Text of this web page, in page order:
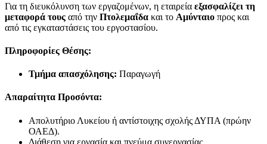
Για τη διευκόλυνση των εργαζομένων, η εταιρεία εξασφαλίζει τη
μεταφορά τους από την Πτολεμαΐδα και το Αμύνταιο προς και
από τις εγκαταστάσεις του εργοστασίου.
Πληροφορίες Θέσης:
Τμήμα απασχόλησης: Παραγωγή
Απαραίτητα Προσόντα:
Απολυτήριο Λυκείου ή αντίστοιχης σχολής ΔΥΠΑ (πρώην
ΟΑΕΔ).
Διάθεση για εργασία και πνεύμα συνεργασίας.